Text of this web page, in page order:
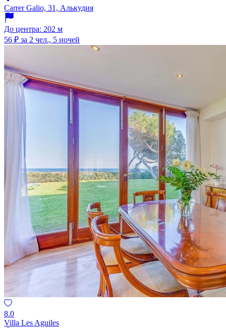
Carrer Galio, 31, Алькудия
До центра: 202 м
56 ₽ за 2 чел., 5 ночей
8.0
Villa Les Aguiles